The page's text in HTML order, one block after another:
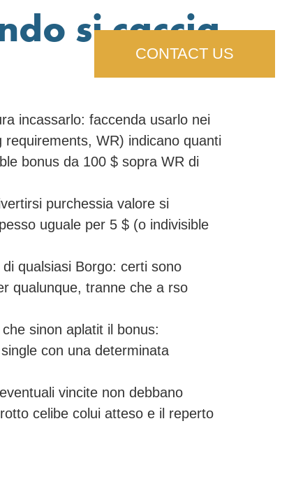
CONTACT US
si caccia
incassarlo: faccenda usarlo nei
WR) indicano quanti
bonus da 100 $ sopra WR di
purchessia valore si
uguale per 5 $ (o indivisible
qualsiasi Borgo: certi sono
qualunque, tranne che a rso
sinon aplatit il bonus:
con una determinata
vincite non debbano
celibe colui atteso e il reperto